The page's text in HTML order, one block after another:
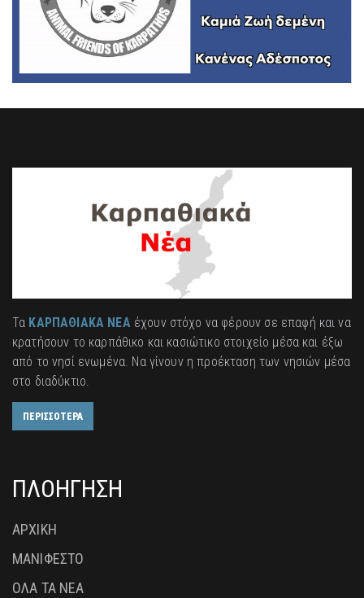
Τα ΚΑΡΠΑΘΙΑΚΑ ΝΕΑέχουν στόχο να φέρουν σε επαφή και να
κρατήσουν το καρπάθικο και κασιώτικο στοιχείο μέσα και έξω
από το νησί ενωμένα. Να γίνουν η προέκταση των νησιών μέσα
στο διαδύκτιο.
ΠΕΡΙΣΣΟΤΕΡΑ
ΠΛΟΗΓΗΣΗ
ΑΡΧΙΚΗ
ΜΑΝΙΦΕΣΤΟ
ΟΛΑ ΤΑ ΝΕΑ